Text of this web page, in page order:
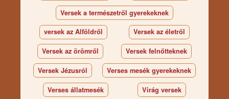
Versek a természetről gyerekeknek
versek az Alföldről Versek az életről
Versek az örömről Versek felnőtteknek
Versek Jézusról Verses mesék gyerekeknek
Verses állatmesék Virág versek